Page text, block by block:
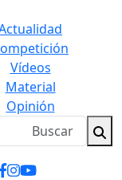
Vídeos
Material
Opinión